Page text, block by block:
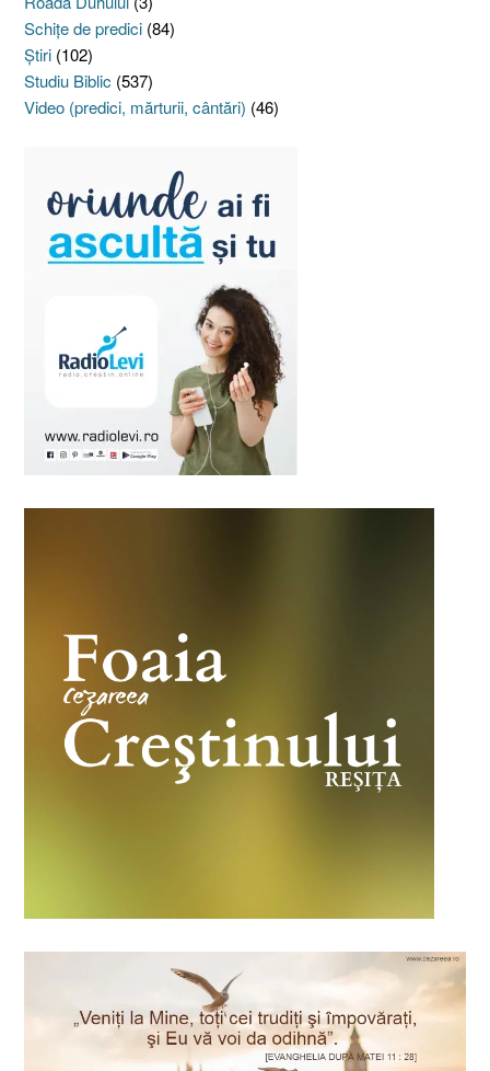
Schiţe de predici (84)
Ştiri (102)
Studiu Biblic (537)
Video (predici, mărturii, cântări) (46)